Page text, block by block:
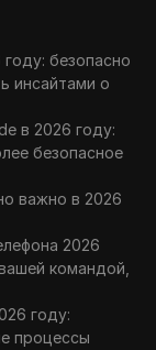
безопасно
инсайтами о
в 2026 году:
безопасное
важно в 2026
2026
командой,
году:
процессы